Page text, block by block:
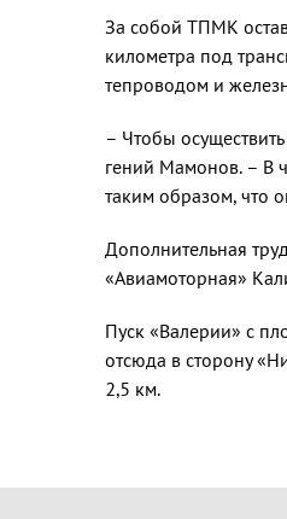
За собой ТПМК
километра под
тепроводом и
– Чтобы
гений Мамонов. – В
таким образом, что
Дополнительная
«Авиамоторная»
Пуск «Валерии» с
отсюда в сторону
2,5 км.